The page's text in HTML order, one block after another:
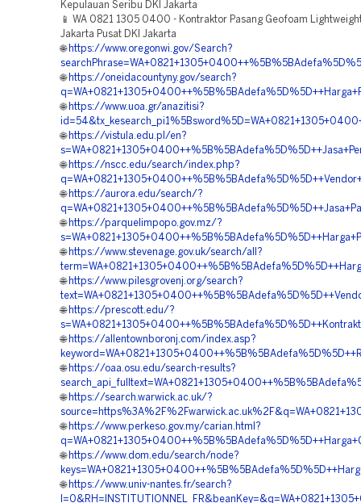
Kepulauan Seribu DKI Jakarta
📱 WA 0821 1305 0400 - Kontraktor Pasang Geofoam
Jakarta Pusat DKI Jakarta
🌐 https://www.oregonwi.gov/Search?
🌐 https://oneidacountyny.gov/search?
🌐 https://www.uoa.gr/anazitisi?
🌐 https://vistula.edu.pl/en?
🌐 https://nscc.edu/search/index.php?
🌐 https://aurora.edu/search/?
🌐 https://parquelimpopo.gov.mz/?
🌐 https://www.stevenage.gov.uk/search/all?
🌐 https://www.pilesgrovenj.org/search?
🌐 https://prescott.edu/?
🌐 https://allentownboronj.com/index.asp?
🌐 https://oaa.osu.edu/search-results?
🌐 https://search.warwick.ac.uk/?
🌐 https://www.perkeso.gov.my/carian.html?
🌐 https://www.dom.edu/search/node?
🌐 https://www.univ-nantes.fr/search?